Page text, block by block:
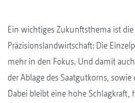
Ein wichtiges Zukunftsthema ist die
Präzisionslandwirtschaft: Die
mehr in den Fokus. Und damit
der Ablage des Saatgutkorns, sowie
Dabei bleibt eine hohe Schlagkraft,